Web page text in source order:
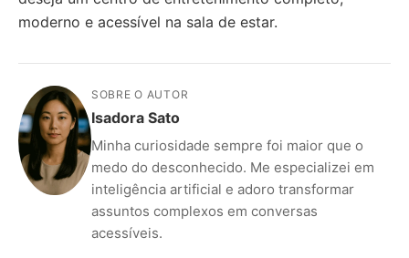
moderno e acessível na sala de estar.
SOBRE O AUTOR
Isadora Sato
Minha curiosidade sempre foi maior que o
medo do desconhecido. Me especializei em
inteligência artificial e adoro transformar
assuntos complexos em conversas
acessíveis.